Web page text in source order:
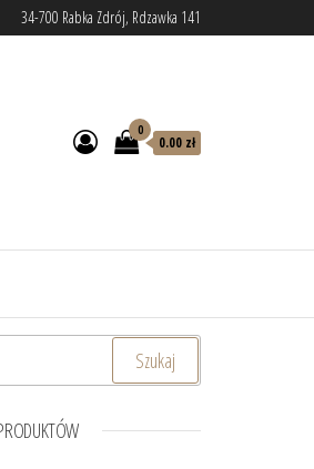
34-700 Rabka Zdrój, Rdzawka 141
0
0.00 zł
Szukaj